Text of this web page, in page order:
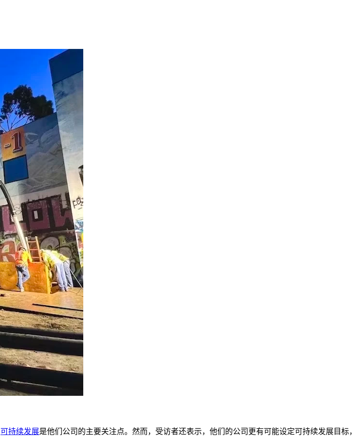
可持续发展是他们公司的主要关注点。然而，受访者还表示，他们的公司更有可能设定可持续发展目标，